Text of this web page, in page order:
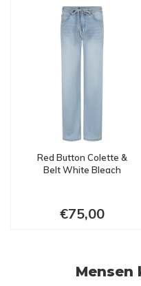
Red Button Colette &
Belt White Bleach
€75,00
Mensen